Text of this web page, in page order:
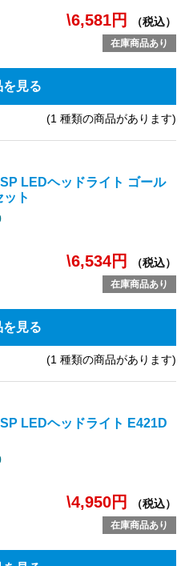
\6,581円 （税込）
在庫商品あり
を見る
(1 種類の商品があります)
LEDヘッドライト ゴール
ット
\6,534円 （税込）
在庫商品あり
を見る
(1 種類の商品があります)
LEDヘッドライト E421D
\4,950円 （税込）
在庫商品あり